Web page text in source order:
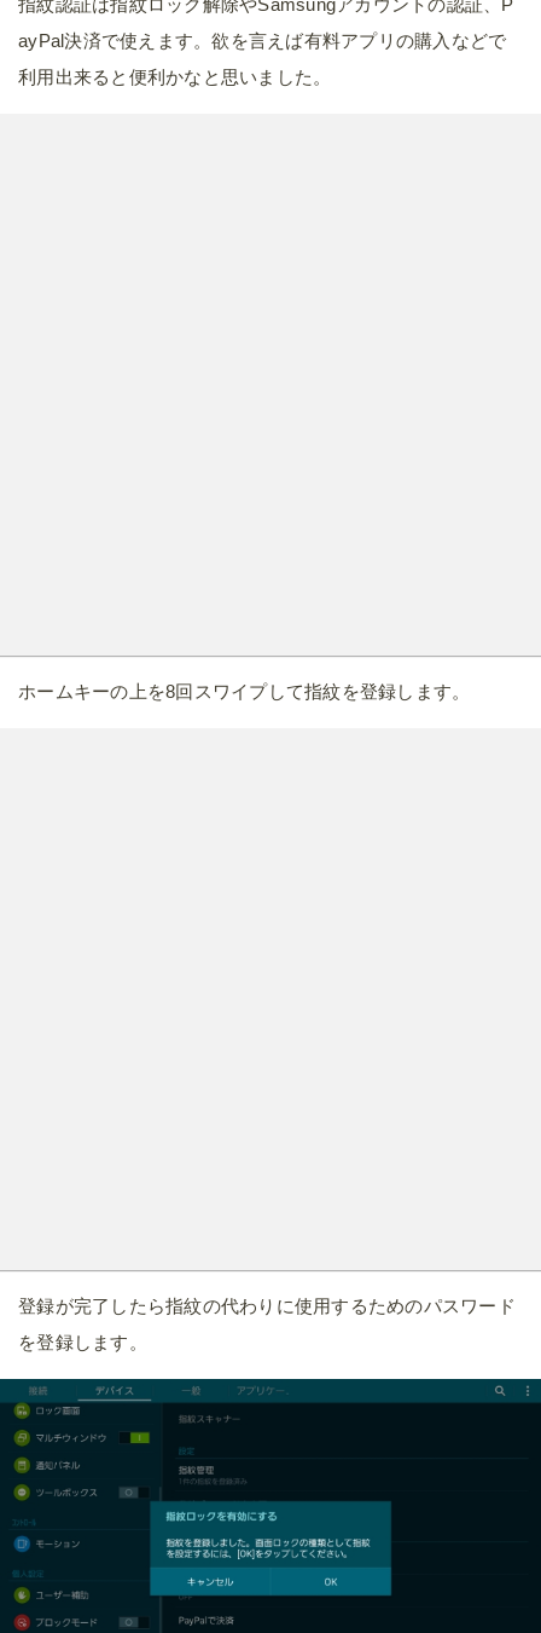
指紋認証は指紋ロック解除やSamsungアカウントの認証、P
ayPal決済で使えます。欲を言えば有料アプリの購入などで
利用出来ると便利かなと思いました。
ホームキーの上を8回スワイプして指紋を登録します。
登録が完了したら指紋の代わりに使用するためのパスワード
を登録します。